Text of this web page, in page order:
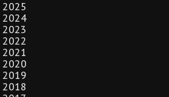
2025
2024
2023
2022
2021
2020
2019
2018